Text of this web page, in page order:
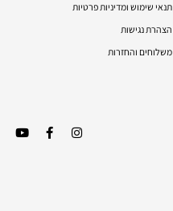
תנאי שימוש ומדיניות פרטיות
הצהרת נגישות
משלוחים והחזרות